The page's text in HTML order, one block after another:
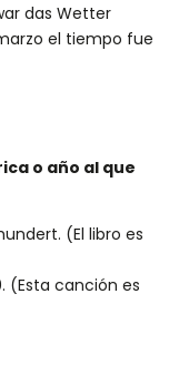
das Wetter
el tiempo fue
o año al que
(El libro es
(Esta canción es